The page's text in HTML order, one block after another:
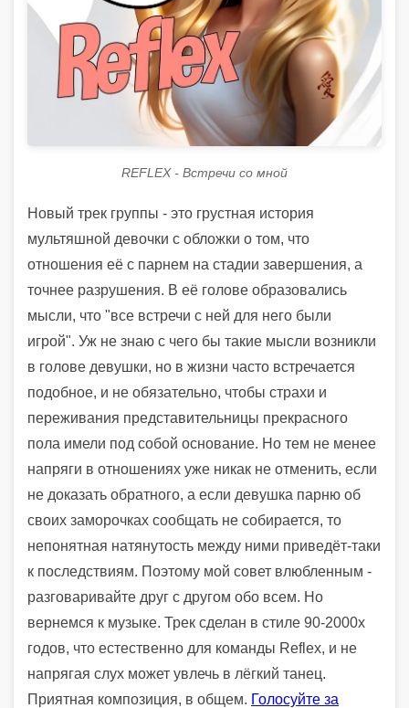
REFLEX - Встречи со мной
Новый трек группы - это грустная история
мультяшной девочки с обложки о том, что
отношения её с парнем на стадии завершения, а
точнее разрушения. В её голове образовались
мысли, что "все встречи с ней для него были
игрой". Уж не знаю с чего бы такие мысли возникли
в голове девушки, но в жизни часто встречается
подобное, и не обязательно, чтобы страхи и
переживания представительницы прекрасного
пола имели под собой основание. Но тем не менее
напряги в отношениях уже никак не отменить, если
не доказать обратного, а если девушка парню об
своих заморочках сообщать не собирается, то
непонятная натянутость между ними приведёт-таки
к последствиям. Поэтому мой совет влюбленным -
разговаривайте друг с другом обо всем. Но
вернемся к музыке. Трек сделан в стиле 90-2000х
годов, что естественно для команды Reflex, и не
напрягая слух может увлечь в лёгкий танец.
Приятная композиция, в общем. Голосуйте за